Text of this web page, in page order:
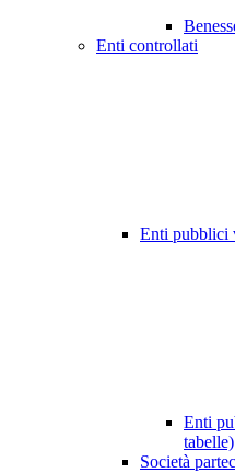
Enti controllati
Enti pubblici
Enti
tabelle)
Società